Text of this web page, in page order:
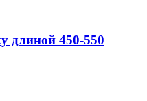
длиной 450-550